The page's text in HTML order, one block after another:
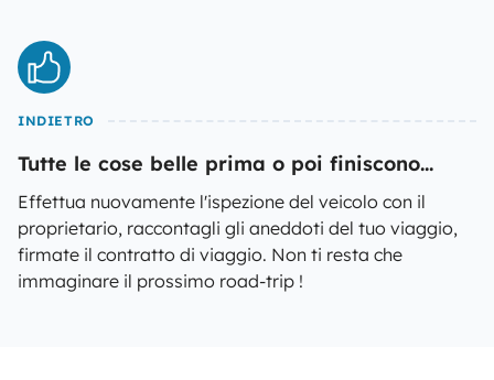
INDIETRO
Tutte le cose belle prima o poi finiscono...
Effettua nuovamente l'ispezione del veicolo con il
proprietario, raccontagli gli aneddoti del tuo viaggio,
firmate il contratto di viaggio. Non ti resta che
immaginare il prossimo road-trip !